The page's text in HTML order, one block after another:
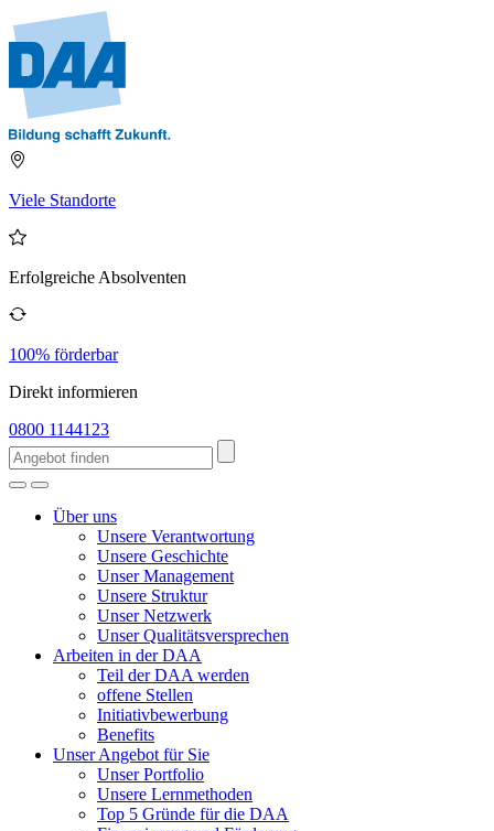
Viele Standorte
Erfolgreiche Absolventen
100% förderbar
Direkt informieren
0800 1144123
Über uns
Unsere Verantwortung
Unsere Geschichte
Unser Management
Unsere Struktur
Unser Netzwerk
Unser Qualitätsversprechen
Arbeiten in der DAA
Teil der DAA werden
offene Stellen
Initiativbewerbung
Benefits
Unser Angebot für Sie
Unser Portfolio
Unsere Lernmethoden
Top 5 Gründe für die DAA